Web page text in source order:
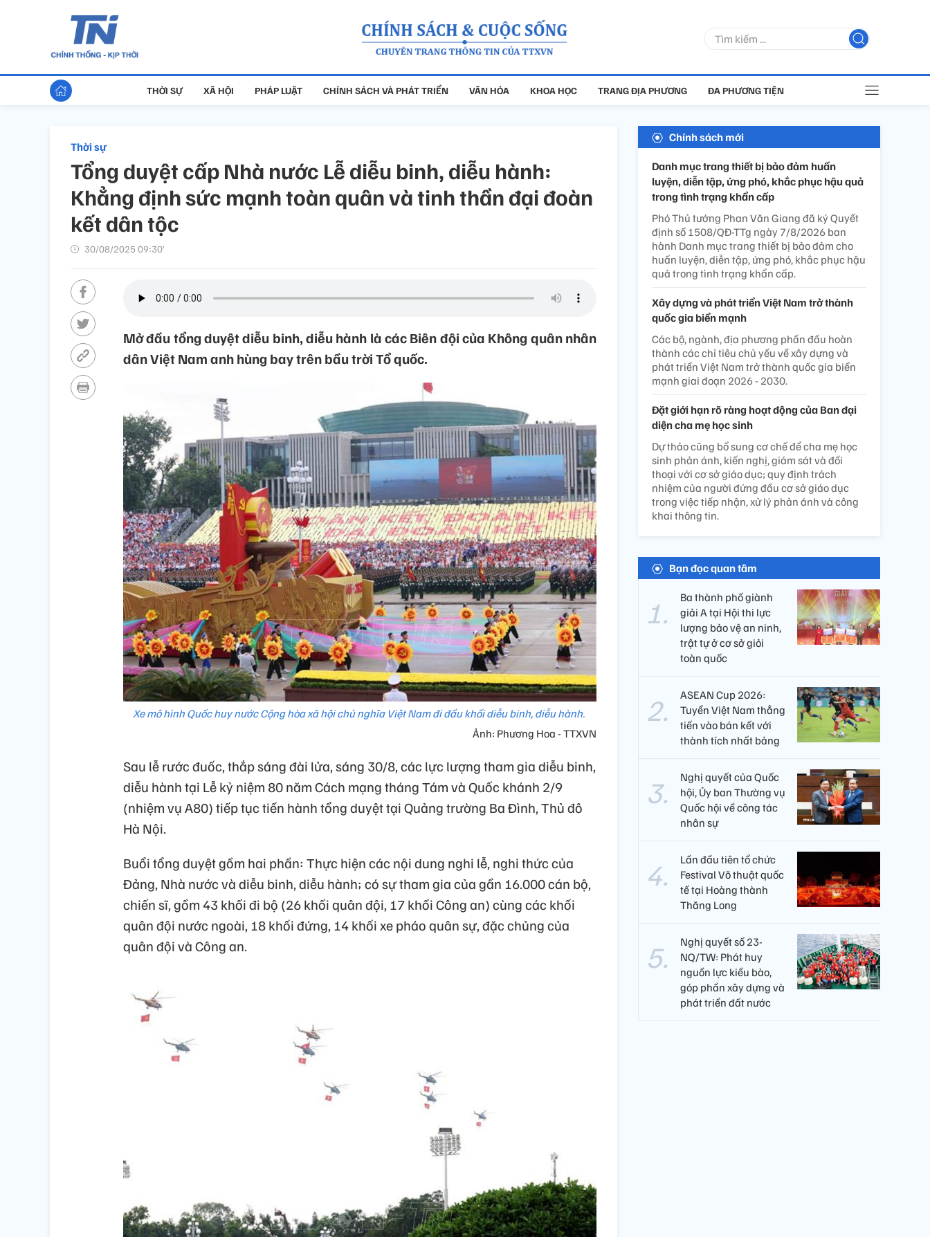
THỜI SỰ XÃ HỘI PHÁP LUẬT CHÍNH SÁCH VÀ PHÁT TRIỂN VĂN HÓA KHOA HỌC TRANG ĐỊA PHƯƠNG ĐA PHƯƠNG TIỆN
Thời sự
Tổng duyệt cấp Nhà nước Lễ diễu binh, diễu hành:
Khẳng định sức mạnh toàn quân và tinh thần đại đoàn
kết dân tộc
30/08/2025 09:30’
Mở đầu tổng duyệt diễu binh, diễu hành là các Biên đội của Không quân nhân
dân Việt Nam anh hùng bay trên bầu trời Tổ quốc.
Xe mô hình Quốc huy nước Cộng hòa xã hội chủ nghĩa Việt Nam đi đầu khối diễu binh, diễu hành.
Ảnh: Phương Hoa - TTXVN
Sau lễ rước đuốc, thắp sáng đài lửa, sáng 30/8, các lực lượng tham gia diễu binh,
diễu hành tại Lễ kỷ niệm 80 năm Cách mạng tháng Tám và Quốc khánh 2/9
(nhiệm vụ A80) tiếp tục tiến hành tổng duyệt tại Quảng trường Ba Đình, Thủ đô
Hà Nội.
Buổi tổng duyệt gồm hai phần: Thực hiện các nội dung nghi lễ, nghi thức của
Đảng, Nhà nước và diễu binh, diễu hành; có sự tham gia của gần 16.000 cán bộ,
chiến sĩ, gồm 43 khối đi bộ (26 khối quân đội, 17 khối Công an) cùng các khối
quân đội nước ngoài, 18 khối đứng, 14 khối xe pháo quân sự, đặc chủng của
quân đội và Công an.
Chính sách mới
Danh mục trang thiết bị bảo đảm huấn
luyện, diễn tập, ứng phó, khắc phục hậu quả
trong tình trạng khẩn cấp
Phó Thủ tướng Phan Văn Giang đã ký Quyết
định số 1508/QĐ-TTg ngày 7/8/2026 ban
hành Danh mục trang thiết bị bảo đảm cho
huấn luyện, diễn tập, ứng phó, khắc phục hậu
quả trong tình trạng khẩn cấp.
Xây dựng và phát triển Việt Nam trở thành
quốc gia biển mạnh
Các bộ, ngành, địa phương phấn đấu hoàn
thành các chỉ tiêu chủ yếu về xây dựng và
phát triển Việt Nam trở thành quốc gia biển
mạnh giai đoạn 2026 - 2030.
Đặt giới hạn rõ ràng hoạt động của Ban đại
diện cha mẹ học sinh
Dự thảo cũng bổ sung cơ chế để cha mẹ học
sinh phản ánh, kiến nghị, giám sát và đối
thoại với cơ sở giáo dục; quy định trách
nhiệm của người đứng đầu cơ sở giáo dục
trong việc tiếp nhận, xử lý phản ánh và công
khai thông tin.
Bạn đọc quan tâm
Ba thành phố giành
giải A tại Hội thi lực
lượng bảo vệ an ninh,
trật tự ở cơ sở giỏi
toàn quốc
ASEAN Cup 2026:
Tuyển Việt Nam thẳng
tiến vào bán kết với
thành tích nhất bảng
Nghị quyết của Quốc
hội, Ủy ban Thường vụ
Quốc hội về công tác
nhân sự
Lần đầu tiên tổ chức
Festival Võ thuật quốc
tế tại Hoàng thành
Thăng Long
Nghị quyết số 23-
NQ/TW: Phát huy
nguồn lực kiều bào,
góp phần xây dựng và
phát triển đất nước